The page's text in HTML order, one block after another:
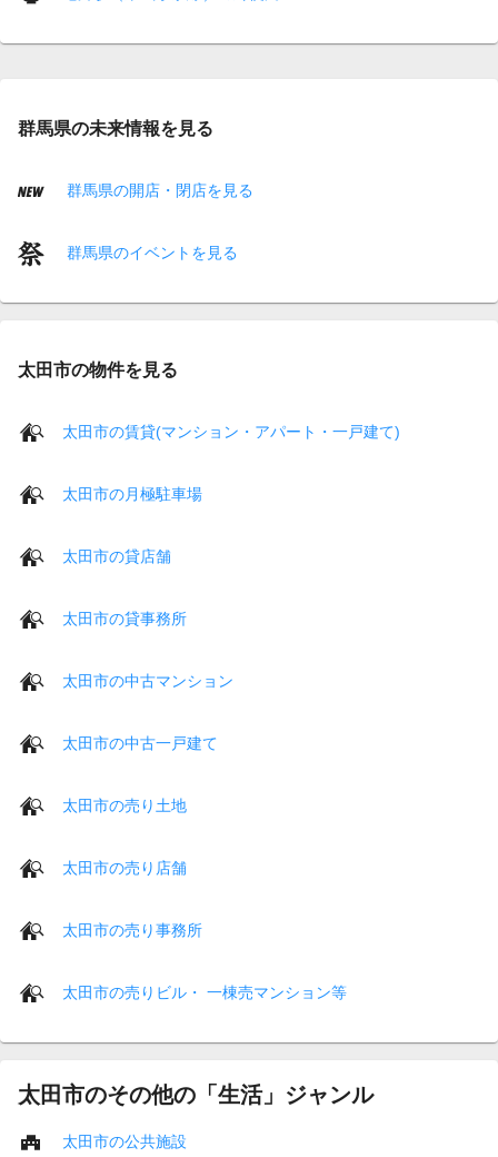
群馬県の未来情報を見る
群馬県の開店・閉店を見る
群馬県のイベントを見る
太田市の物件を見る
太田市の賃貸(マンション・アパート・一戸建て)
太田市の月極駐車場
太田市の貸店舗
太田市の貸事務所
太田市の中古マンション
太田市の中古一戸建て
太田市の売り土地
太田市の売り店舗
太田市の売り事務所
太田市の売りビル・ 一棟売マンション等
太田市のその他の「生活」ジャンル
太田市の公共施設